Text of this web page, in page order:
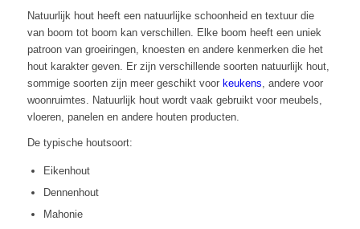
Natuurlijk hout heeft een natuurlijke schoonheid en textuur die
van boom tot boom kan verschillen. Elke boom heeft een uniek
patroon van groeiringen, knoesten en andere kenmerken die het
hout karakter geven. Er zijn verschillende soorten natuurlijk hout,
sommige soorten zijn meer geschikt voor keukens, andere voor
woonruimtes. Natuurlijk hout wordt vaak gebruikt voor meubels,
vloeren, panelen en andere houten producten.
De typische houtsoort:
Eikenhout
Dennenhout
Mahonie